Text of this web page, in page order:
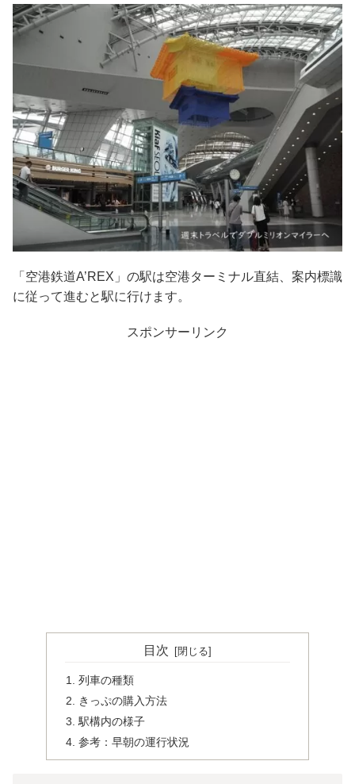
「空港鉄道A’REX」の駅は空港ターミナル直結、案内標識
に従って進むと駅に行けます。
スポンサーリンク
目次
列車の種類
きっぷの購入方法
駅構内の様子
参考：早朝の運行状況